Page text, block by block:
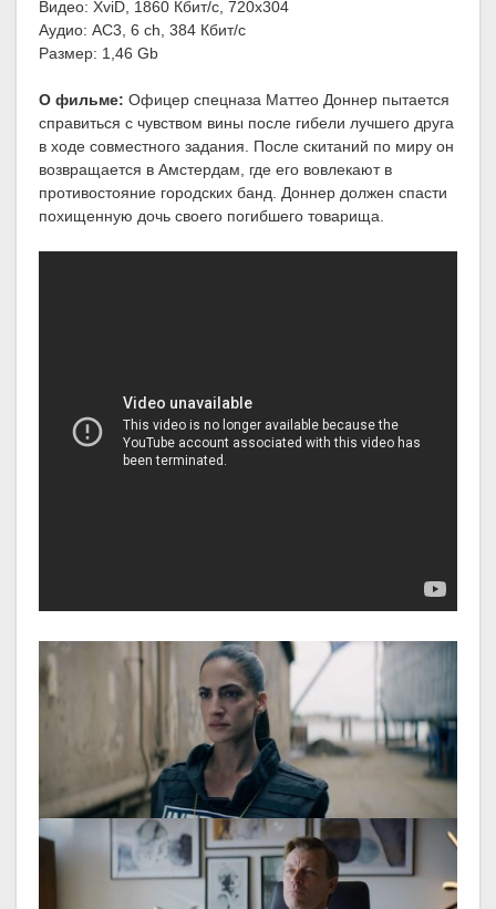
Видео: XviD, 1860 Кбит/с, 720x304
Аудио: AC3, 6 ch, 384 Кбит/с
Размер: 1,46 Gb
О фильме: Офицер спецназа Маттео Доннер пытается
справиться с чувством вины после гибели лучшего друга
в ходе совместного задания. После скитаний по миру он
возвращается в Амстердам, где его вовлекают в
противостояние городских банд. Доннер должен спасти
похищенную дочь своего погибшего товарища.